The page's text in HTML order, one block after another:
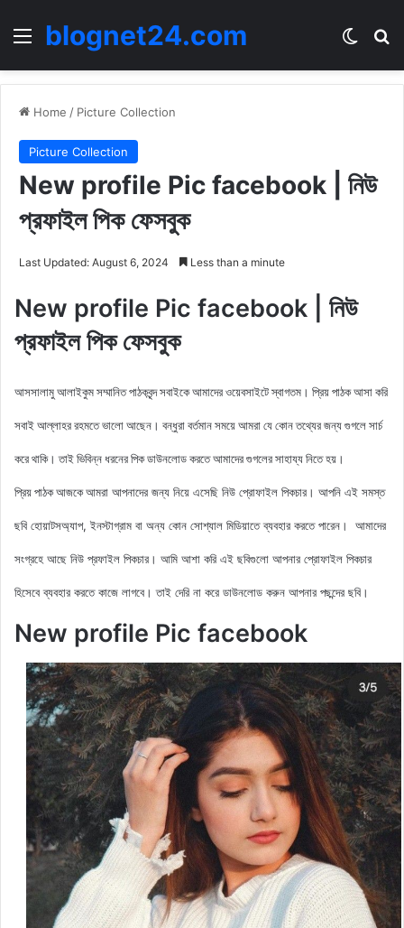
Menublognet24.com
Home / Picture Collection
Picture Collection
New profile Pic facebook | নিউ
প্রফাইল পিক ফেসবুক
Last Updated: August 6, 2024 Less than a minute
New profile Pic facebook | নিউ
প্রফাইল পিক ফেসবুক
আসসালামু আলাইকুম সম্মানিত পাঠকবৃন্দ সবাইকে আমাদের ওয়েবসাইটে স্বাগতম। প্রিয় পাঠক আসা করি
সবাই আল্লাহর রহমতে ভালো আছেন। বন্ধুরা বর্তমান সময়ে আমরা যে কোন তথ্যের জন্য গুগলে সার্চ
করে থাকি। তাই ভিবিন্ন ধরনের পিক ডাউনলোড করতে আমাদের গুগলের সাহায্য নিতে হয়।
প্রিয় পাঠক আজকেআমরা আপনাদের জন্য নিয়ে এসেছি নিউ প্রোফাইল পিকচার। আপনি এই সমস্ত
ছবি হোয়াটসঅ্যাপ, ইনস্টাগ্রাম বা অন্য কোন সোশ্যাল মিডিয়াতে ব্যবহার করতে পারেন। আমাদের
সংগ্রহে আছে নিউ প্রফাইল পিকচার । আমি আশা করি এই ছবিগুলো আপনার প্রোফাইল পিকচার
হিসেবে ব্যবহার করতে কাজে লাগবে। তাই দেরি না করে ডাউনলোড করুন আপনার পছন্দের ছবি।
New profile Pic facebook